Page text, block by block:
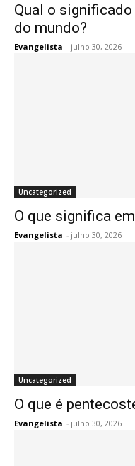
Qual o
do mundo?
Evangelista - julho 30, 2026
Uncategorized
O que significa
Evangelista - julho 30, 2026
Uncategorized
O que é
Evangelista - julho 30, 2026